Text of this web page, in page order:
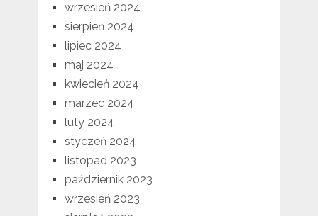
wrzesień 2024
sierpień 2024
lipiec 2024
maj 2024
kwiecień 2024
marzec 2024
luty 2024
styczeń 2024
listopad 2023
październik 2023
wrzesień 2023